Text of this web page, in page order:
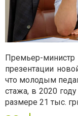
Премьер-
презентации
что молодым
стажа, в 2020
размере 21 тыс.